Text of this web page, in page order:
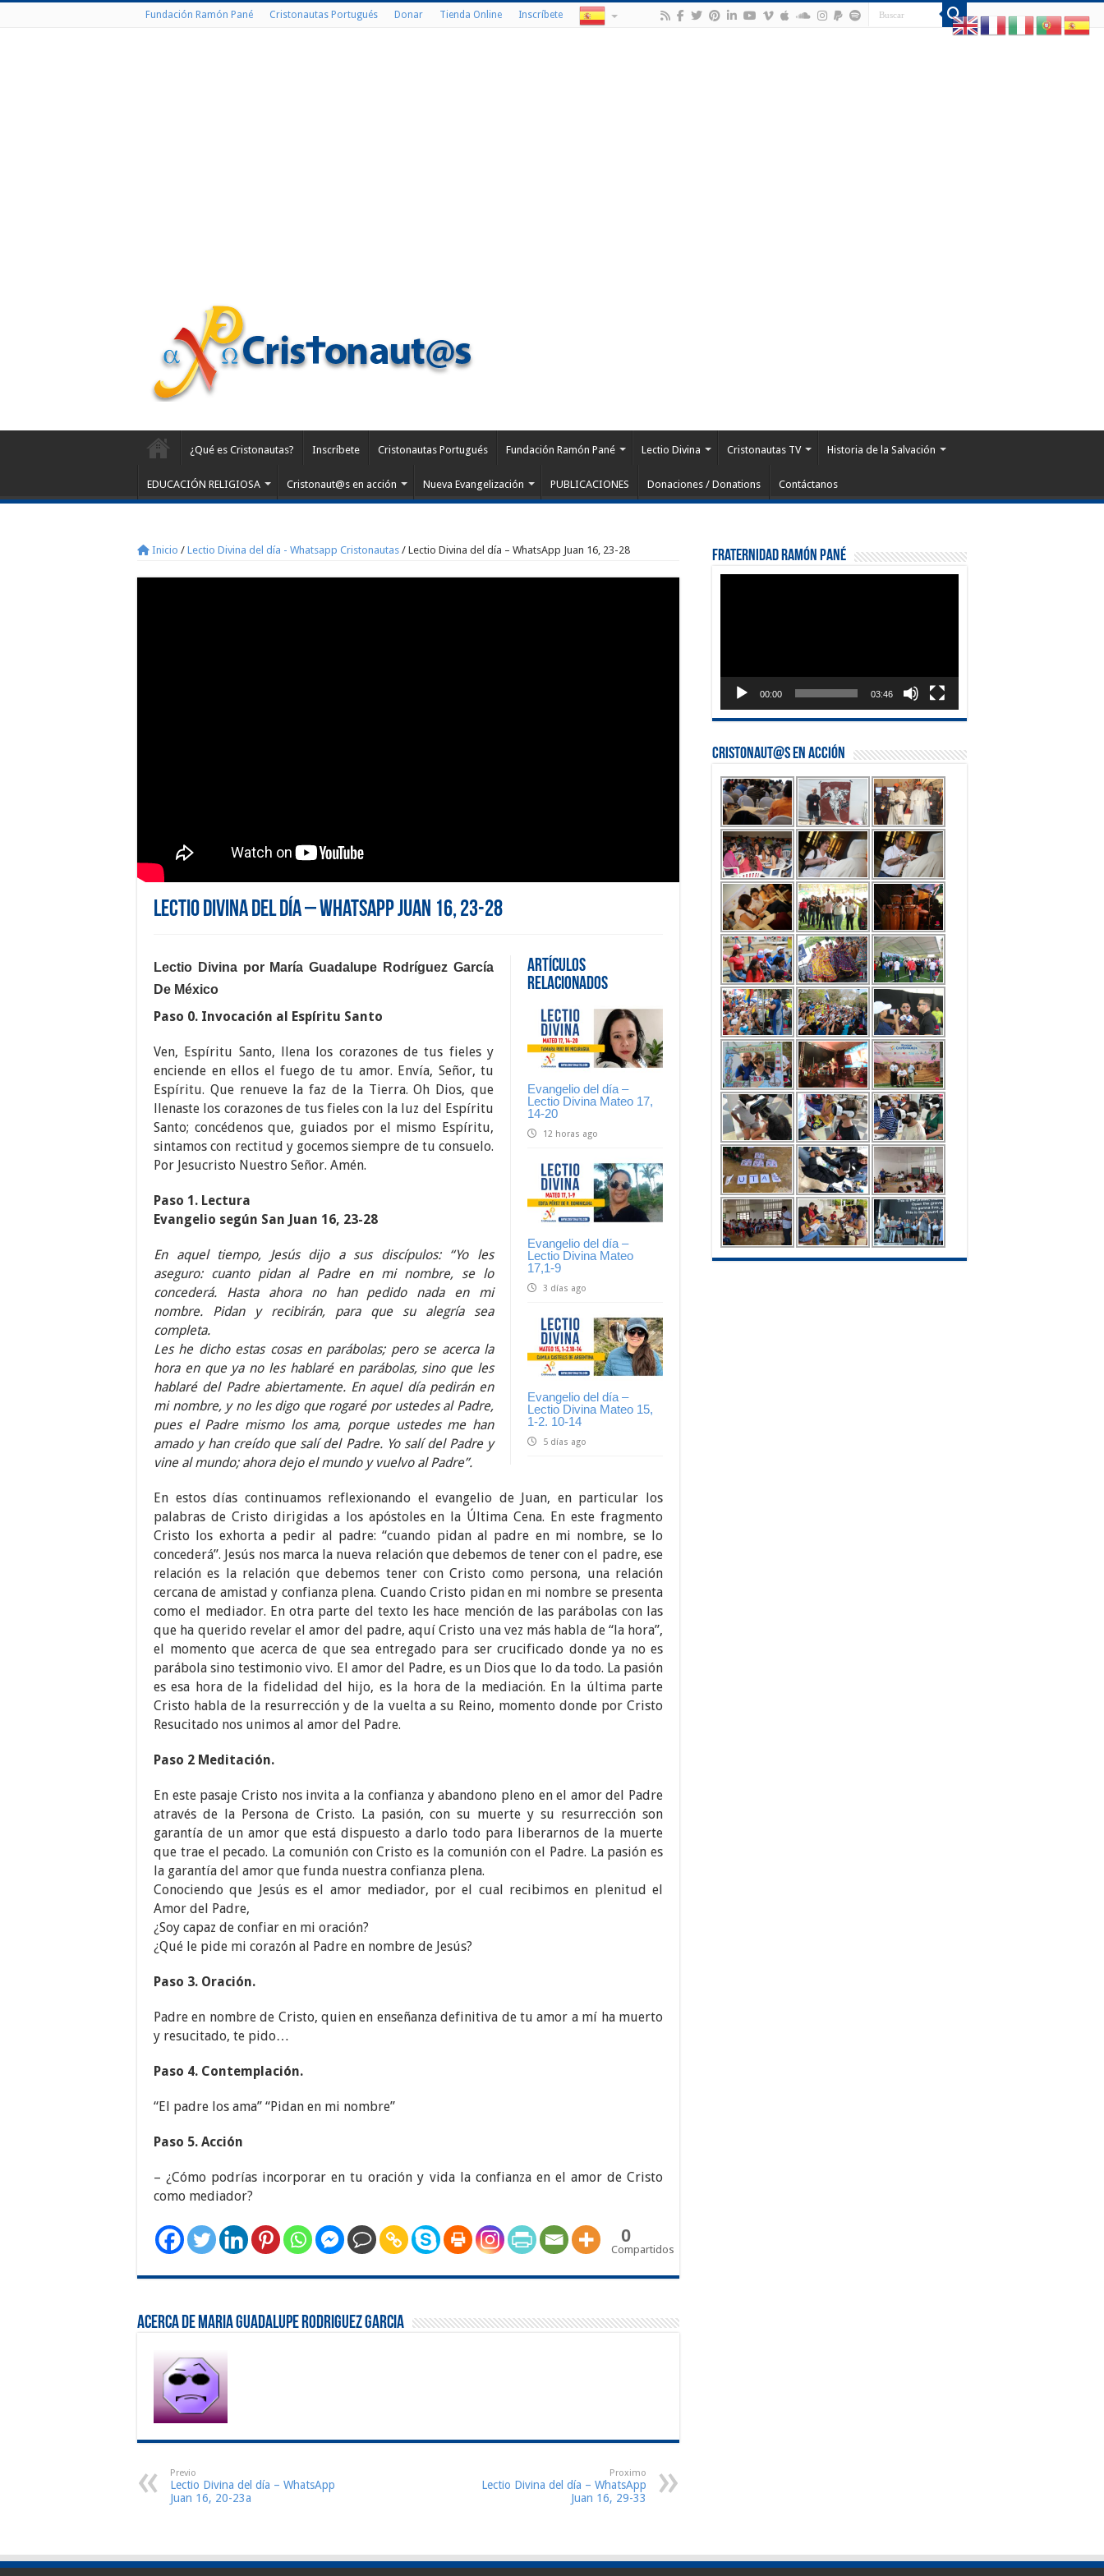
Fundación Ramón Pané Cristonautas Portugués Donar Tienda Online Inscríbete
¿Qué es Cristonautas? Inscríbete Cristonautas Portugués Fundación Ramón Pané Lectio Divina Cristonautas TV Historia de la Salvación
EDUCACIÓN RELIGIOSA Cristonaut@s en acción Nueva Evangelización PUBLICACIONES Donaciones / Donations Contáctanos
Inicio / Lectio Divina del día - Whatsapp Cristonautas / Lectio Divina del día – WhatsApp Juan 16, 23-28
Lectio Divina del día – WhatsApp Juan 16, 23-28
Artículos
Relacionados
Evangelio del día –
Lectio Divina Mateo 17,
14-20
12 horas ago
Evangelio del día –
Lectio Divina Mateo
17,1-9
3 días ago
Evangelio del día –
Lectio Divina Mateo 15,
1-2. 10-14
5 días ago
Lectio Divina por María Guadalupe Rodríguez García
De México
Paso 0. Invocación al Espíritu Santo
Ven, Espíritu Santo, llena los corazones de tus fieles y
enciende en ellos el fuego de tu amor. Envía, Señor, tu
Espíritu. Que renueve la faz de la Tierra. Oh Dios, que
llenaste los corazones de tus fieles con la luz del Espíritu
Santo; concédenos que, guiados por el mismo Espíritu,
sintamos con rectitud y gocemos siempre de tu consuelo.
Por Jesucristo Nuestro Señor. Amén.
Paso 1. Lectura
Evangelio según San Juan 16, 23-28
En aquel tiempo, Jesús dijo a sus discípulos: “Yo les
aseguro: cuanto pidan al Padre en mi nombre, se lo
concederá. Hasta ahora no han pedido nada en mi
nombre. Pidan y recibirán, para que su alegría sea
completa.
Les he dicho estas cosas en parábolas; pero se acerca la
hora en que ya no les hablaré en parábolas, sino que les
hablaré del Padre abiertamente. En aquel día pedirán en
mi nombre, y no les digo que rogaré por ustedes al Padre,
pues el Padre mismo los ama, porque ustedes me han
amado y han creído que salí del Padre. Yo salí del Padre y
vine al mundo; ahora dejo el mundo y vuelvo al Padre’’.
En estos días continuamos reflexionando el evangelio de Juan, en particular los
palabras de Cristo dirigidas a los apóstoles en la Última Cena. En este fragmento
Cristo los exhorta a pedir al padre: “cuando pidan al padre en mi nombre, se lo
concederá”. Jesús nos marca la nueva relación que debemos de tener con el padre, ese
relación es la relación que debemos tener con Cristo como persona, una relación
cercana de amistad y confianza plena. Cuando Cristo pidan en mi nombre se presenta
como el mediador. En otra parte del texto les hace mención de las parábolas con las
que ha querido revelar el amor del padre, aquí Cristo una vez más habla de “la hora”,
el momento que acerca de que sea entregado para ser crucificado donde ya no es
parábola sino testimonio vivo. El amor del Padre, es un Dios que lo da todo. La pasión
es esa hora de la fidelidad del hijo, es la hora de la mediación. En la última parte
Cristo habla de la resurrección y de la vuelta a su Reino, momento donde por Cristo
Resucitado nos unimos al amor del Padre.
Paso 2 Meditación.
En este pasaje Cristo nos invita a la confianza y abandono pleno en el amor del Padre
através de la Persona de Cristo. La pasión, con su muerte y su resurrección son
garantía de un amor que está dispuesto a darlo todo para liberarnos de la muerte
que trae el pecado. La comunión con Cristo es la comunión con el Padre. La pasión es
la garantía del amor que funda nuestra confianza plena.
Conociendo que Jesús es el amor mediador, por el cual recibimos en plenitud el
Amor del Padre,
¿Soy capaz de confiar en mi oración?
¿Qué le pide mi corazón al Padre en nombre de Jesús?
Paso 3. Oración.
Padre en nombre de Cristo, quien en enseñanza definitiva de tu amor a mí ha muerto
y resucitado, te pido…
Paso 4. Contemplación.
“El padre los ama” “Pidan en mi nombre”
Paso 5. Acción
– ¿Cómo podrías incorporar en tu oración y vida la confianza en el amor de Cristo
como mediador?
0
Compartidos
Acerca de Maria Guadalupe Rodriguez Garcia
Previo
Lectio Divina del día – WhatsApp
Juan 16, 20-23a
Proximo
Lectio Divina del día – WhatsApp
Juan 16, 29-33
Fraternidad Ramón Pané
00:00 03:46
Cristonaut@s en Acción